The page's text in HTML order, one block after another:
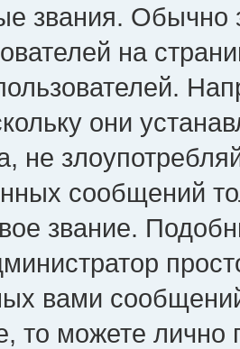
звания. Обычно
на
они
не
сообщений
звание.
вами
то можете лично